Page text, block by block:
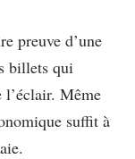
preuve d’une
billets qui
l’éclair. Même
suffit à